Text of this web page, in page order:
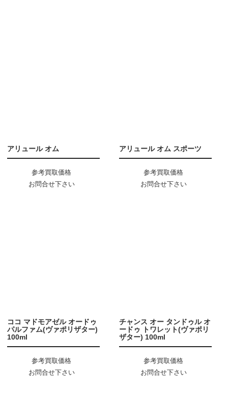
アリュール オム
参考買取価格
お問合せ下さい
アリュール オム スポーツ
参考買取価格
お問合せ下さい
ココ マドモアゼル オードゥ
パルファム(ヴァポリザター)
100ml
参考買取価格
お問合せ下さい
チャンス オー タンドゥル オ
ードゥ トワレット(ヴァポリ
ザター) 100ml
参考買取価格
お問合せ下さい